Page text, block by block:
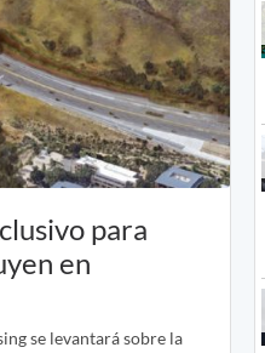
para
en
se levantará sobre la